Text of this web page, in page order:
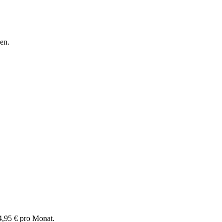
€ pro Monat.